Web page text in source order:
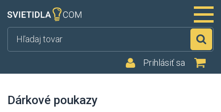
Prihlásiť sa
Dárkové poukazy